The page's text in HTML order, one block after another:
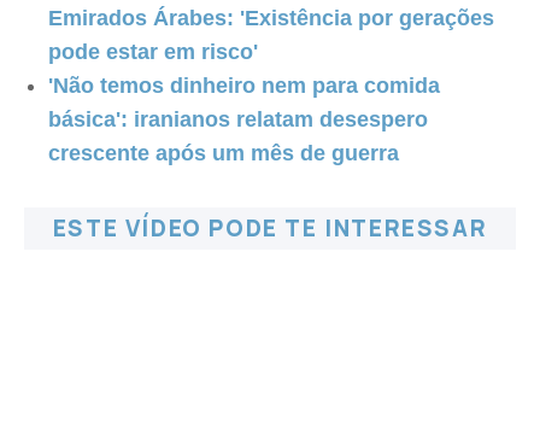
Emirados Árabes: 'Existência por gerações
pode estar em risco'
'Não temos dinheiro nem para comida
básica': iranianos relatam desespero
crescente após um mês de guerra
ESTE VÍDEO PODE TE INTERESSAR